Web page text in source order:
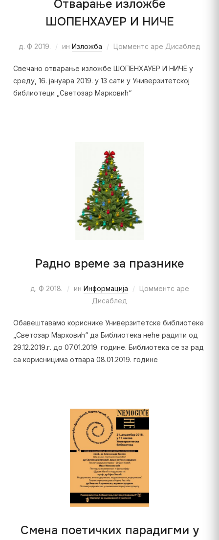
Отварање изложбе
ШОПЕНХАУЕР И НИЧЕ
д. Ф 2019. ин Изложба Цомментс аре Дисаблед
Свечано отварање изложбе ШОПЕНХАУЕР И НИЧЕ у
среду, 16. јануара 2019. у 13 сати у Универзитетској
библиотеци „Светозар Марковић“
Радно време за празнике
д. Ф 2018. ин Информација
Цомментс аре
Дисаблед
Обавештавамо кориснике Универзитетске библиотеке
„Светозар Марковић“ да Библиотека неће радити од
29.12.2019.г. до 07.01.2019. године. Библиотека се за рад
са корисницима отвара 08.01.2019. године
Смена поетичких парадигми у